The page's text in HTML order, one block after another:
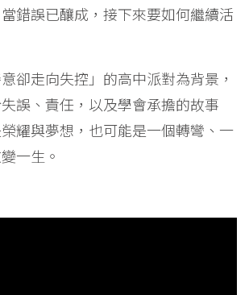
錯誤已釀成，接下來要如何繼續活
卻走向失控」的高中派對為背景，
誤、責任，以及學會承擔的故事
耀與夢想，也可能是一個轉彎、一
一生。